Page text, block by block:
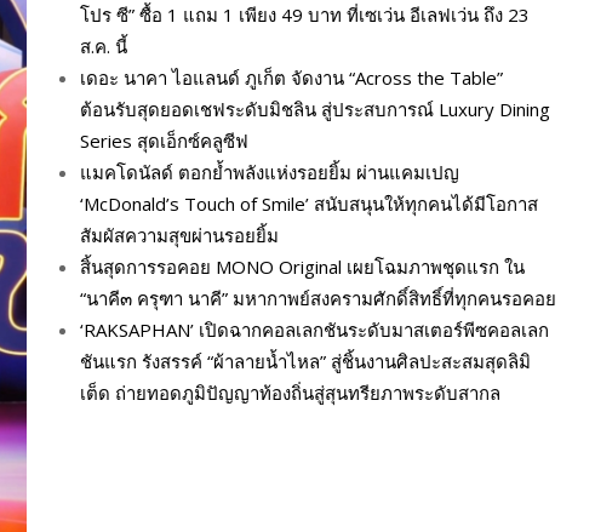
โปร ซี” ซื้อ 1 แถม 1 เพียง 49 บาท ที่เซเว่น อีเลฟเว่น ถึง 23
ส.ค. นี้
เดอะ นาคา ไอแลนด์ ภูเก็ต จัดงาน “Across the Table”
ต้อนรับสุดยอดเชฟระดับมิชลิน สู่ประสบการณ์ Luxury Dining
Series สุดเอ็กซ์คลูซีฟ
แมคโดนัลด์ ตอกย้ำพลังแห่งรอยยิ้ม ผ่านแคมเปญ
‘McDonald’s Touch of Smile’ สนับสนุนให้ทุกคนได้มีโอกาส
สัมผัสความสุขผ่านรอยยิ้ม
สิ้นสุดการรอคอย MONO Original เผยโฉมภาพชุดแรก ใน
“นาคี๓ ครุฑา นาคี” มหากาพย์สงครามศักดิ์สิทธิ์ที่ทุกคนรอคอย
‘RAKSAPHAN’ เปิดฉากคอลเลกชันระดับมาสเตอร์พีซคอลเลก
ชันแรก รังสรรค์ “ผ้าลายน้ำไหล” สู่ชิ้นงานศิลปะสะสมสุดลิมิ
เต็ด ถ่ายทอดภูมิปัญญาท้องถิ่นสู่สุนทรียภาพระดับสากล